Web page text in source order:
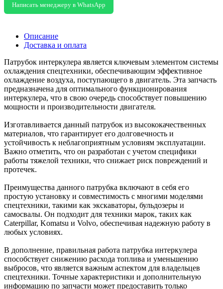
Написать менеджеру в WhatsApp
Описание
Доставка и оплата
Патрубок интеркулера является ключевым элементом системы
охлаждения спецтехники, обеспечивающим эффективное
охлаждение воздуха, поступающего в двигатель. Эта запчасть
предназначена для оптимального функционирования
интеркулера, что в свою очередь способствует повышению
мощности и производительности двигателя.
Изготавливается данный патрубок из высококачественных
материалов, что гарантирует его долговечность и
устойчивость к неблагоприятным условиям эксплуатации.
Важно отметить, что он разработан с учетом специфики
работы тяжелой техники, что снижает риск повреждений и
протечек.
Преимущества данного патрубка включают в себя его
простую установку и совместимость с многими моделями
спецтехники, такими как экскаваторы, бульдозеры и
самосвалы. Он подходит для техники марок, таких как
Caterpillar, Komatsu и Volvo, обеспечивая надежную работу в
любых условиях.
В дополнение, правильная работа патрубка интеркулера
способствует снижению расхода топлива и уменьшению
выбросов, что является важным аспектом для владельцев
спецтехники. Точные характеристики и дополнительную
информацию по запчасти может предоставить только